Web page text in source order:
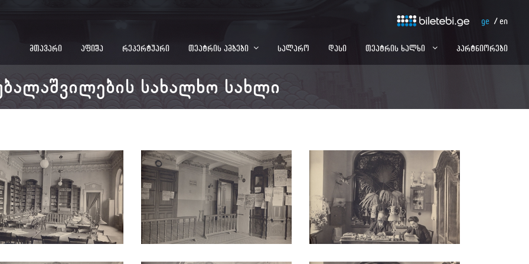
ge en
მთავარი აფიშა რეპერტუარი თეატრის ამბები სალარო დასი თეატრის ხალხი პარტნიორები
სახალხო სახლი